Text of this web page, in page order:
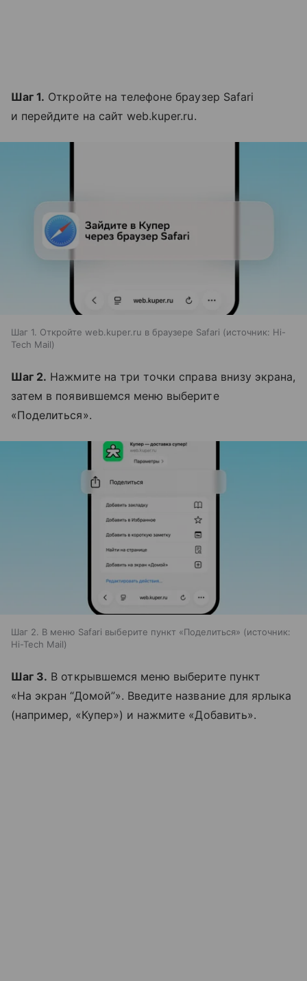
Шаг 1. Откройте на телефоне браузер Safari
и перейдите на сайт web.kuper.ru.
Шаг 1. Откройте web.kuper.ru в браузере Safari источник: Hi-
Tech Mail
Шаг 2. Нажмите на три точки справа внизу экрана,
затем в появившемся меню выберите
«Поделиться».
Шаг 2. В меню Safari выберите пункт «Поделиться»
источник:
Hi-Tech Mail
Шаг 3. В открывшемся меню выберите пункт
«На экран “Домой”». Введите название для ярлыка
(например, «Купер») и нажмите «Добавить».